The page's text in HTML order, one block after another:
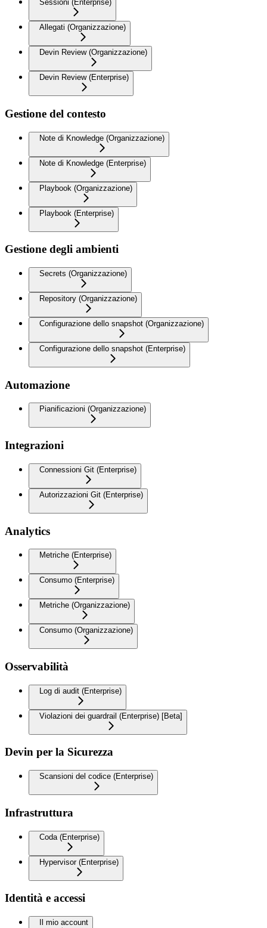
Sessioni (Enterprise)
Allegati (Organizzazione)
Devin Review (Organizzazione)
Devin Review (Enterprise)
Gestione del contesto
Note di Knowledge (Organizzazione)
Note di Knowledge (Enterprise)
Playbook (Organizzazione)
Playbook (Enterprise)
Gestione degli ambienti
Secrets (Organizzazione)
Repository (Organizzazione)
Configurazione dello snapshot (Organizzazione)
Configurazione dello snapshot (Enterprise)
Automazione
Pianificazioni (Organizzazione)
Integrazioni
Connessioni Git (Enterprise)
Autorizzazioni Git (Enterprise)
Analytics
Metriche (Enterprise)
Consumo (Enterprise)
Metriche (Organizzazione)
Consumo (Organizzazione)
Osservabilità
Log di audit (Enterprise)
Violazioni dei guardrail (Enterprise) [Beta]
Devin per la Sicurezza
Scansioni del codice (Enterprise)
Infrastruttura
Coda (Enterprise)
Hypervisor (Enterprise)
Identità e accessi
Il mio account